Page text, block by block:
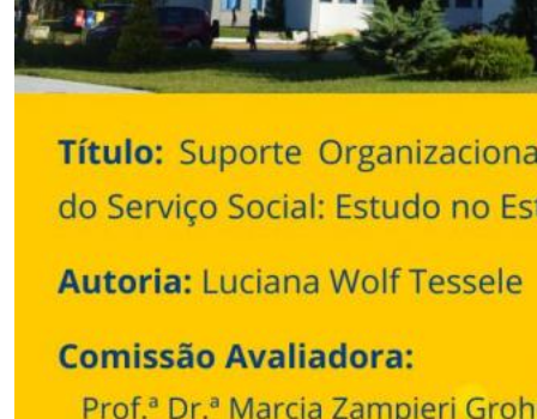
Ministério da Mulher, da Família e dos Direitos Humanos
Secretaria de Governo
Advocacia-Geral da União
Banco Central do Brasil